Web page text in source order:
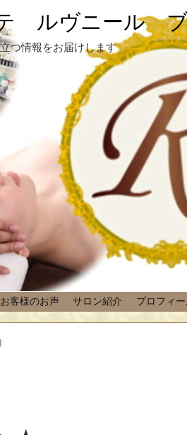
ルヴニール
つ情報をお届けします
お客様のお声 サロン紹介 プロフィ